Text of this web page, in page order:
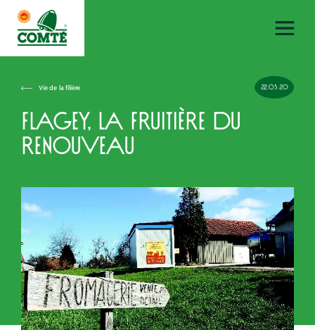
Vie de la filière 22.05.20
Flagey, la fruitière du
renouveau